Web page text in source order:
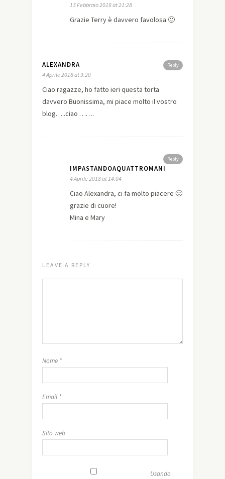
13 Febbraio 2018 at 21:28
Grazie Terry è davvero favolosa 🙂
Reply
ALEXANDRA
4 Aprile 2018 at 9:20
Ciao ragazze, ho fatto ieri questa torta
davvero Buonissima, mi piace molto il vostro
blog…..ciao …….
Reply
IMPASTANDOAQUATTROMANI
4 Aprile 2018 at 14:04
Ciao Alexandra, ci fa molto piacere 🙂
grazie di cuore!
Mina e Mary
LEAVE A REPLY
Nome *
Email *
Sito web
Usando